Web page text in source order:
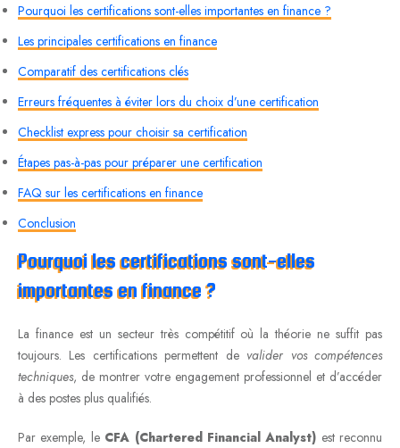
Pourquoi les certifications sont-elles importantes en finance ?
Les principales certifications en finance
Comparatif des certifications clés
Erreurs fréquentes à éviter lors du choix d’une certification
Checklist express pour choisir sa certification
Étapes pas-à-pas pour préparer une certification
FAQ sur les certifications en finance
Conclusion
Pourquoi les certifications sont-elles
importantes en finance ?
La finance est un secteur très compétitif où la théorie ne suffit pas
toujours. Les certifications permettent de valider vos compétences
techniques, de montrer votre engagement professionnel et d’accéder
à des postes plus qualifiés.
Par exemple, le CFA (Chartered Financial Analyst) est reconnu